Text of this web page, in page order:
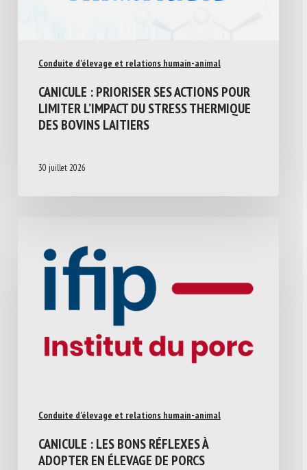
Conduite d'élevage et relations humain-animal
CANICULE : PRIORISER SES ACTIONS POUR
LIMITER L’IMPACT DU STRESS THERMIQUE
DES BOVINS LAITIERS
30 juillet 2026
Conduite d'élevage et relations humain-animal
CANICULE : LES BONS RÉFLEXES À
ADOPTER EN ÉLEVAGE DE PORCS